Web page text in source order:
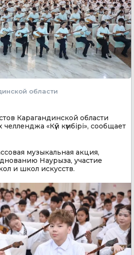
области
Карагандинской области
«Күй күмбірі», сообщает
музыкальная акция,
Наурыза, участие
и школ искусств.